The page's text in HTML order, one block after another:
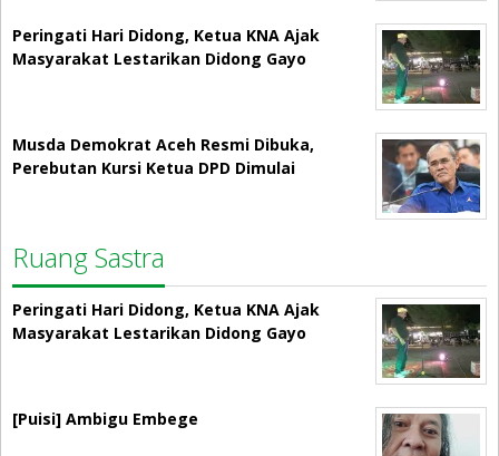
Peringati Hari Didong, Ketua KNA Ajak
Masyarakat Lestarikan Didong Gayo
Musda Demokrat Aceh Resmi Dibuka,
Perebutan Kursi Ketua DPD Dimulai
Ruang Sastra
Peringati Hari Didong, Ketua KNA Ajak
Masyarakat Lestarikan Didong Gayo
[Puisi] Ambigu Embege